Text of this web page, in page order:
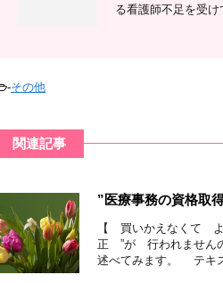
る看護師不足を受
-その他
関連記事
”医療事務の資格
【 買いかえなくて
正 ”が 行われません
述べてみます。 テキ